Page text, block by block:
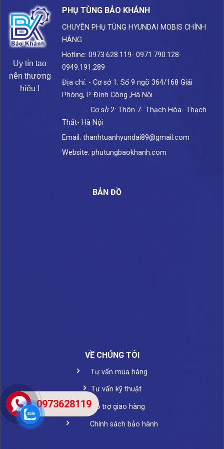
Uy tín tạo
nên thương
hiệu !
PHỤ TÙNG BẢO KHÁNH
CHUYÊN PHỤ TÙNG HYUNDAI MOBIS CHÍNH
HÃNG
Hotline: 0973.628.119- 0971.790.128-
0949.191.289
Địa chỉ: - Cơ sở 1: Số 9 ngõ 364/168 Giải
Phóng, P. Định Công ,Hà Nội.
- Cơ sở 2: Thôn 7- Thạch Hòa- Thạch
Thất- Hà Nội
Email: thanhtuanhyundai89@gmail.com
Website: phutungbaokhanh.com
BẢN ĐỒ
VỀ CHÚNG TÔI
Tư vấn mua hàng
Tư vấn kỹ thuật
Hỗ trợ giao hàng
Chính sách bảo hành
0973628119